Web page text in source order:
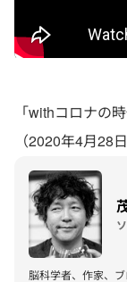
「withコロナの
（2020年4月28
脳科学者、作家、